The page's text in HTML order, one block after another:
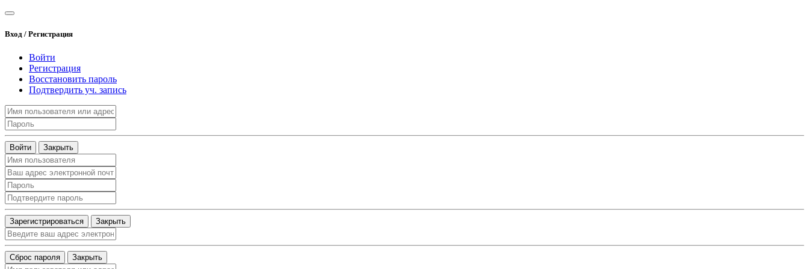
Вход / Регистрация
Войти
Регистрация
Восстановить пароль
Подтвердить уч. запись
Войти Закрыть
Зарегистрироваться Закрыть
Сброс пароля Закрыть